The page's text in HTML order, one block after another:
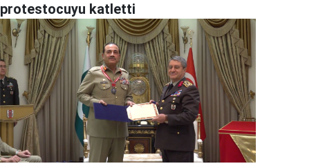
protestocuyu katletti